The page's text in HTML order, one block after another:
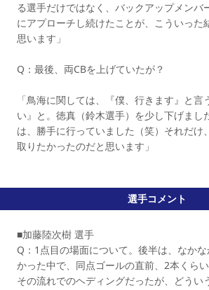
る選手だけではなく、バックアップメンバ
にアプローチし続けたことが、こういった
思います」
Q：最後、両CBを上げていたが？
「鳥海に関しては、『僕、行きます』と言
い』と。徳真（鈴木選手）を少し下げまし
は、勝手に行っていました（笑）それだけ
取りたかったのだと思います」
選手コメント
■加藤陸次樹 選手
Q：1点目の場面について。後半は、なか
かった中で、同点ゴールの直前、2本くらい
その流れでのヘディングだったが、どうい